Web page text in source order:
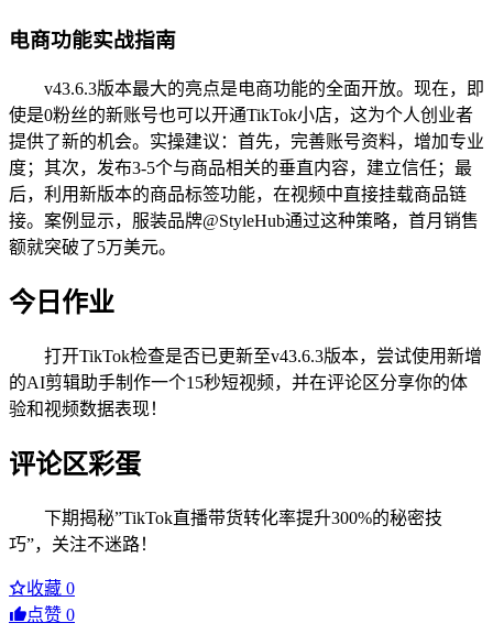
电商功能实战指南
v43.6.3版本最大的亮点是电商功能的全面开放。现在，即
使是0粉丝的新账号也可以开通TikTok小店，这为个人创业者
提供了新的机会。实操建议：首先，完善账号资料，增加专业
度；其次，发布3-5个与商品相关的垂直内容，建立信任；最
后，利用新版本的商品标签功能，在视频中直接挂载商品链
接。案例显示，服装品牌@StyleHub通过这种策略，首月销售
额就突破了5万美元。
今日作业
打开TikTok检查是否已更新至v43.6.3版本，尝试使用新增
的AI剪辑助手制作一个15秒短视频，并在评论区分享你的体
验和视频数据表现！
评论区彩蛋
下期揭秘”TikTok直播带货转化率提升300%的秘密技
巧”，关注不迷路！
收藏 0
点赞 0